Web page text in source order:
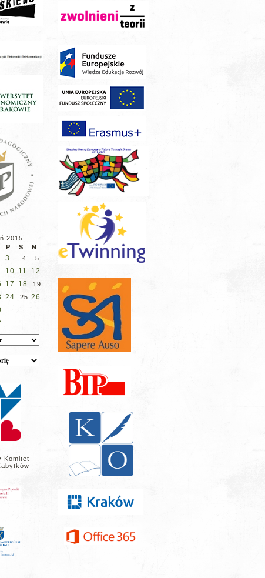
2015
P S N
3 4
5
10 11
12
17 18 19
24 25 26
Komitet